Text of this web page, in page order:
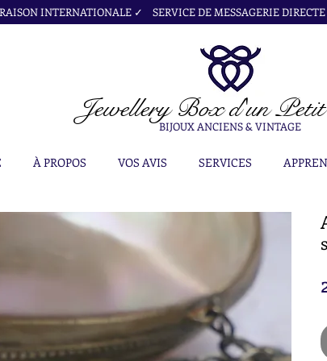
INTERNATIONALE ✓ SERVICE DE MESSAGERIE
Jewellery Boxd'un
BIJOUX ANCIENS & VINTAGE
À PROPOS VOS AVIS SERVICES